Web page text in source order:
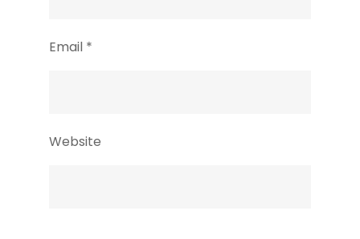
Email *
Website